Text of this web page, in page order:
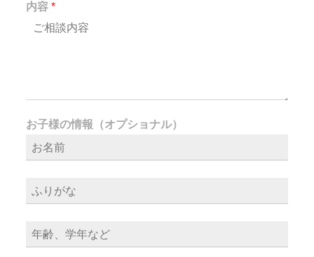
内容 *
お子様の情報（オプショナル）
ふ
り
な
年